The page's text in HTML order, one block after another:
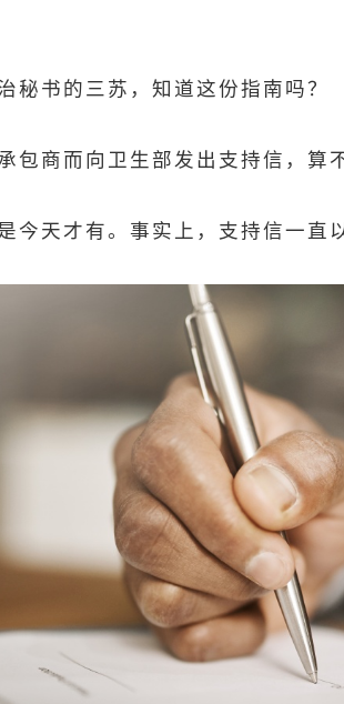
秘书的三苏，知道这份指南吗？
包商而向卫生部发出支持信，算
今天才有。事实上，支持信一直